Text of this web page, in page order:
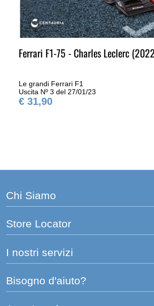
Ferrari F1-75 - Charles Leclerc
Le grandi Ferrari F1
Uscita Nº 3 del 27/01/23
€ 31,90
Chi Siamo
Store Locator
I nostri servizi
Bisogno d'aiuto?